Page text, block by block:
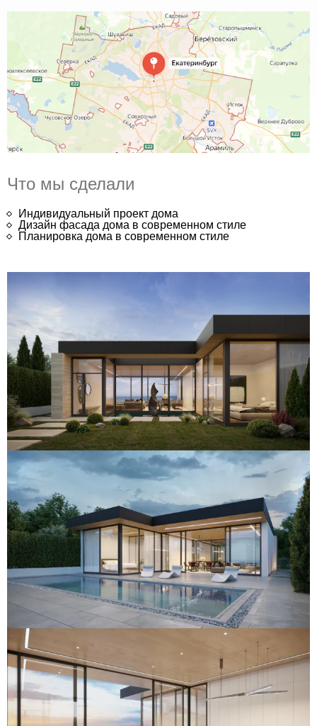
Что мы сделали
Индивидуальный проект дома
Дизайн фасада дома в современном стиле
Планировка дома в современном стиле